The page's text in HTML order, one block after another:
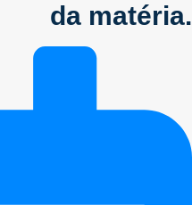
da matéria.